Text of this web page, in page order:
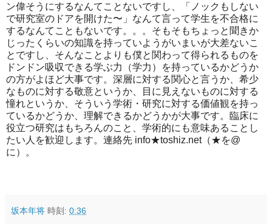
ン偉そうにするなんてことないですし、「ノックもしない
で研究室のドアを開けた〜」なんて言って学生を不合格に
するなんてこともないです。。。そもそもちょっと聞きか
じったくらいの知識を持っていようがいまいが大差ないこ
とですし、そんなことよりも僕と関わって得られるものを
ドンドン吸収できる学ぶ力（学力）を持っているかどうか
の方がよほど大事です。深層に対する関心と言うか、希少
なものに対する敬意というか、目に見えないものに対する
憧れというか、そういう学術・研究に対する価値観を持っ
ているかどうか、理解できるかどうかが大事です。臨床に
役立つ研究はもちろんのこと、学術的にも意味あることし
たい人を歓迎します。連絡先 info★toshiz.net（★を@
に）。
坂本年将 時刻: 0:36